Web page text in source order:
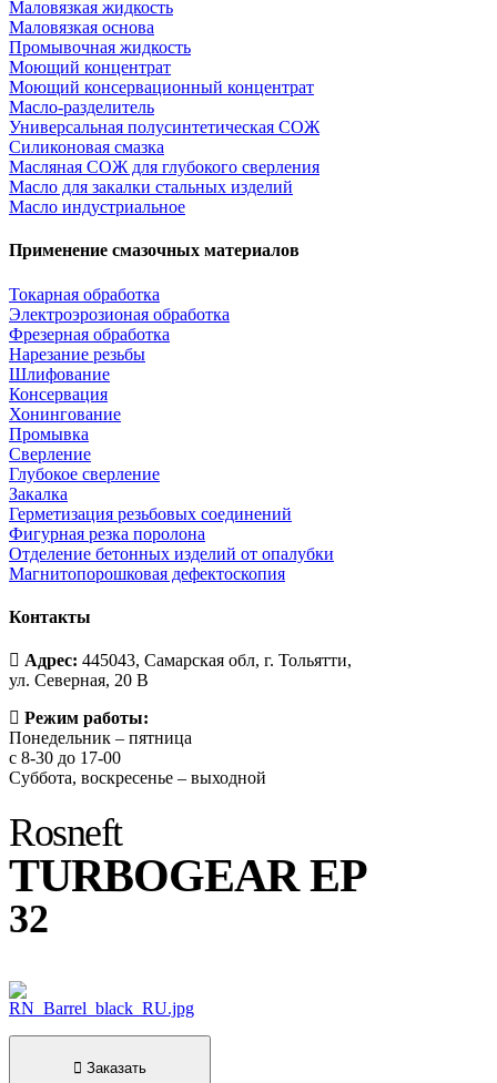
Маловязкая жидкость
Маловязкая основа
Промывочная жидкость
Моющий концентрат
Моющий консервационный концентрат
Масло-разделитель
Универсальная полусинтетическая СОЖ
Силиконовая смазка
⁣Масляная СОЖ для глубокого сверления
⁣Масло для закалки стальных изделий
⁣Масло индустриальное
Применение смазочных материалов
Токарная обработка
Электроэрозионая обработка
Фрезерная обработка
Нарезание резьбы
Шлифование
Консервация
Хонингование
Промывка
Сверление
Глубокое сверление
Закалка
Герметизация резьбовых соединений
Фигурная резка поролона
Отделение бетонных изделий от опалубки
Магнитопорошковая дефектоскопия
Контакты
Адрес: 445043, Самарская обл, г. Тольятти,
ул. Северная, 20 В
Режим работы:
Понедельник – пятница
с 8-30 до 17-00
Суббота, воскресенье – выходной
Rosneft
TURBOGEAR EP
32
Заказать